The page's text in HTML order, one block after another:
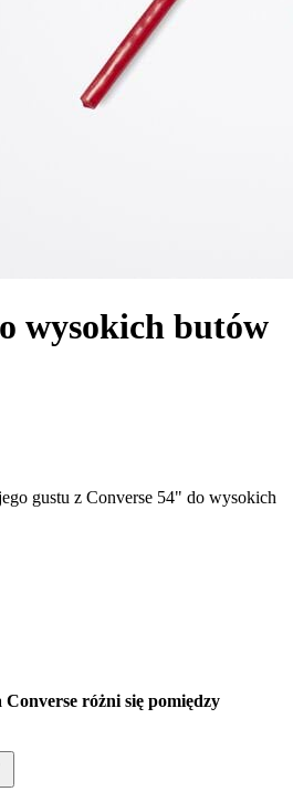
wysokich butów
gustu z Converse 54" do wysokich
różni się pomiędzy